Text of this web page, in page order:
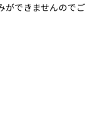
できませんのでご